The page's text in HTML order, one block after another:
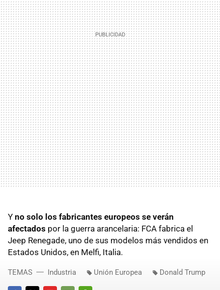
Y no solo los fabricantes europeos se verán
afectados por la guerra arancelaria: FCA fabrica el
Jeep Renegade, uno de sus modelos más vendidos en
Estados Unidos, en Melfi, Italia.
TEMAS Industria Unión Europea Donald Trump